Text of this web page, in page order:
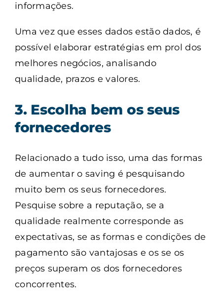
informações.
Uma vez que esses dados estão dados, é
possível elaborar estratégias em prol dos
melhores negócios, analisando
qualidade, prazos e valores.
3. Escolha bem os seus
fornecedores
Relacionado a tudo isso, uma das formas
de aumentar o saving é pesquisando
muito bem os seus fornecedores.
Pesquise sobre a reputação, se a
qualidade realmente corresponde as
expectativas, se as formas e condições de
pagamento são vantajosas e os se os
preços superam os dos fornecedores
concorrentes.